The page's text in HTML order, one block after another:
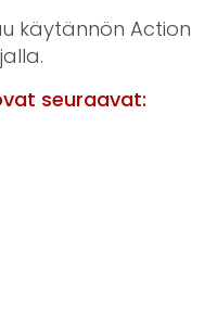
käytännön Action
seuraavat: